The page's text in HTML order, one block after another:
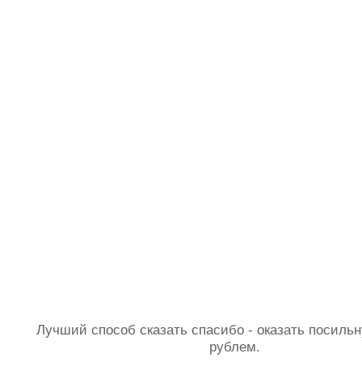
Лучший способ сказать спасибо - оказать
рублем.